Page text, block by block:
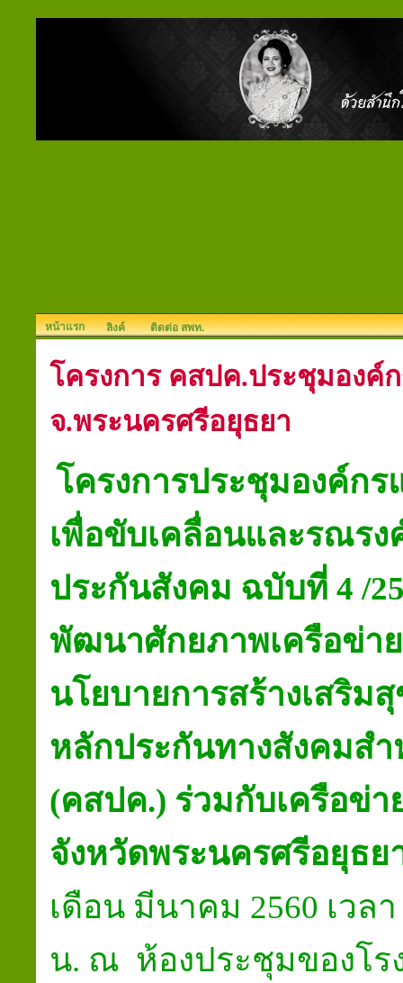
หน้าแรก ลิงค์ ติดต่อ สพท.
โครงการ คสปค.ประชุมองค์
จ.พระนครศรีอยุธยา
โครงการประชุมองค์กร
เพื่อขับเคลื่อนและรณรง
ประกันสังคม ฉบับที่ 4 /
พัฒนาศักยภาพเครือข่า
นโยบายการสร้างเสริม
หลักประกันทางสังคมส
(คสปค.) ร่วมกับเครือข่
จังหวัดพระนครศรีอยุธย
เดือน มีนาคม 2560 เวล
น. ณ ห้องประชุมของโร